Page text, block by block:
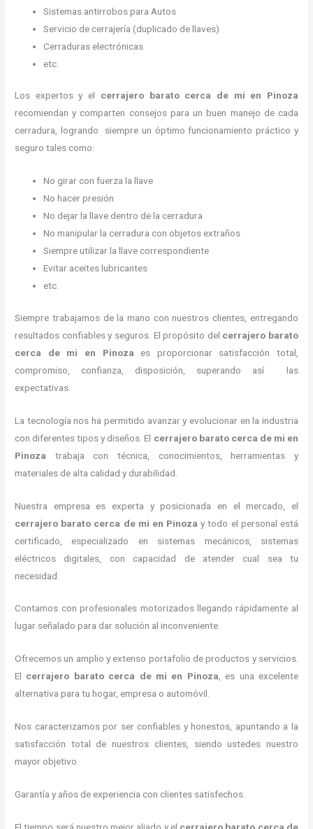
Sistemas antirrobos para Autos
Servicio de cerrajería (duplicado de llaves)
Cerraduras electrónicas
etc.
Los expertos y el cerrajero barato cerca de mi en Pinoza
recomiendan y comparten consejos para un buen manejo de cada
cerradura, logrando siempre un óptimo funcionamiento práctico y
seguro tales como:
No girar con fuerza la llave
No hacer presión
No dejar la llave dentro de la cerradura
No manipular la cerradura con objetos extraños
Siempre utilizar la llave correspondiente
Evitar aceites lubricantes
etc.
Siempre trabajamos de la mano con nuestros clientes, entregando
resultados confiables y seguros. El propósito del cerrajero barato
cerca de mi en Pinoza es proporcionar satisfacción total,
compromiso, confianza, disposición, superando así las
expectativas.
La tecnología nos ha permitido avanzar y evolucionar en la industria
con diferentes tipos y diseños. El cerrajero barato cerca de mi en
Pinoza trabaja con técnica, conocimientos, herramientas y
materiales de alta calidad y durabilidad.
Nuestra empresa es experta y posicionada en el mercado, el
cerrajero barato cerca de mi en Pinoza y todo el personal está
certificado, especializado en sistemas mecánicos, sistemas
eléctricos digitales, con capacidad de atender cual sea tu
necesidad.
Contamos con profesionales motorizados llegando rápidamente al
lugar señalado para dar solución al inconveniente.
Ofrecemos un amplio y extenso portafolio de productos y servicios.
El cerrajero barato cerca de mi en Pinoza, es una excelente
alternativa para tu hogar, empresa o automóvil.
Nos caracterizamos por ser confiables y honestos, apuntando a la
satisfacción total de nuestros clientes, siendo ustedes nuestro
mayor objetivo.
Garantía y años de experiencia con clientes satisfechos.